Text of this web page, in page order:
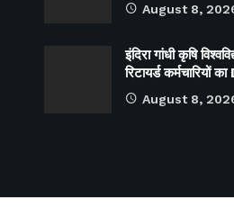
August 8,
इंदिरा गांधी कृषि
रिटायर्ड कर्मचारियों
August 8,